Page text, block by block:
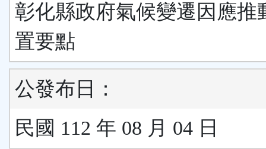
彰化縣政府氣候變遷因應推
置要點
公發布日：
民國 112 年 08 月 04 日